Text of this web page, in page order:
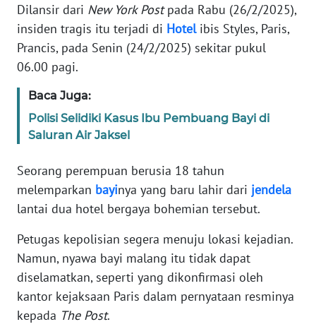
Dilansir dari New York Postpada Rabu (26/2/2025),
insiden tragis itu terjadi di Hotelibis Styles, Paris,
Prancis, pada Senin (24/2/2025) sekitar pukul
06.00 pagi.
Baca Juga:
Polisi Selidiki Kasus Ibu Pembuang Bayi di
Saluran Air Jaksel
Seorang perempuan berusia 18 tahun
melemparkan bayinya yang baru lahir dari jendela
lantai dua hotel bergaya bohemian tersebut.
Petugas kepolisian segera menuju lokasi kejadian.
Namun, nyawa bayi malang itu tidak dapat
diselamatkan, seperti yang dikonfirmasi oleh
kantor kejaksaan Paris dalam pernyataan resminya
kepada The Post.
KONTAK
KAMI
INFO
TENTANG
KAMI
PEDOMAN
MEDIA
SIBER
REDAKSI
KARIR
DISCLAIMER